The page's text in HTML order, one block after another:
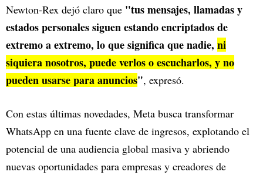
Newton-Rex dejó claro que "tus mensajes, llamadas y
estados personales siguen estando encriptados de
extremo a extremo, lo que significa que nadie, ni
siquiera nosotros, puede verlos o escucharlos, y no
pueden usarse para anuncios", expresó.
Con estas últimas novedades, Meta busca transformar
WhatsApp en una fuente clave de ingresos, explotando el
potencial de una audiencia global masiva y abriendo
nuevas oportunidades para empresas y creadores de